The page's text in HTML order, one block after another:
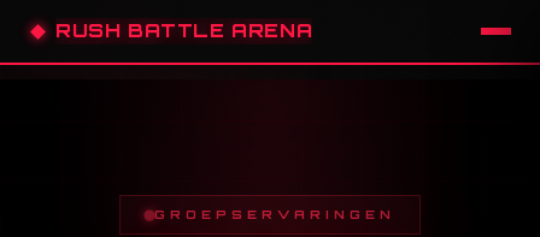
RUSH BATTLE ARENA
GROEPSERVARINGEN